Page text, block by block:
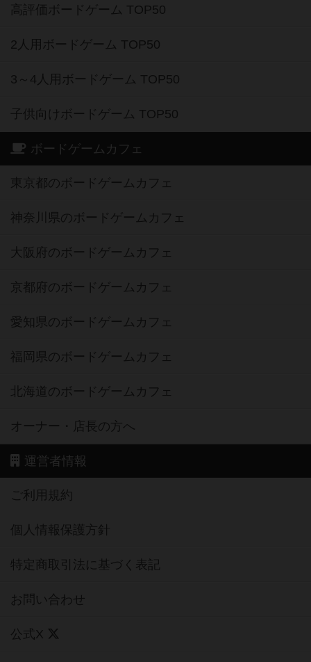
高評価ボードゲーム TOP50
2人用ボードゲーム TOP50
3～4人用ボードゲーム TOP50
子供向けボードゲーム TOP50
ボードゲームカフェ
東京都のボードゲームカフェ
神奈川県のボードゲームカフェ
大阪府のボードゲームカフェ
京都府のボードゲームカフェ
愛知県のボードゲームカフェ
福岡県のボードゲームカフェ
北海道のボードゲームカフェ
オーナー・店長の方へ
運営者情報
ご利用規約
個人情報保護方針
特定商取引法に基づく表記
お問い合わせ
公式X